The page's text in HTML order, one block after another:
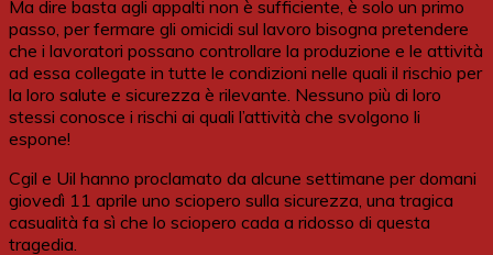
Ma dire basta agli appalti non è sufficiente, è solo un primo
passo, per fermare gli omicidi sul lavoro bisogna pretendere
che i lavoratori possano controllare la produzione e le attività
ad essa collegate in tutte le condizioni nelle quali il rischio per
la loro salute e sicurezza è rilevante. Nessuno più di loro
stessi conosce i rischi ai quali l’attività che svolgono li
espone!
Cgil e Uil hanno proclamato da alcune settimane per domani
giovedì 11 aprile uno sciopero sulla sicurezza, una tragica
casualità fa sì che lo sciopero cada a ridosso di questa
tragedia.